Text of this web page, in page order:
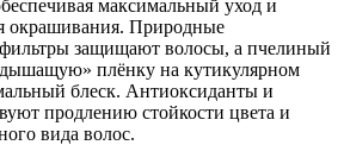
максимальный уход и
окрашивания. Природные
защищают волосы, а пчелиный
плёнку на кутикулярном
блеск. Антиоксиданты и
продлению стойкости цвета и
вида волос.